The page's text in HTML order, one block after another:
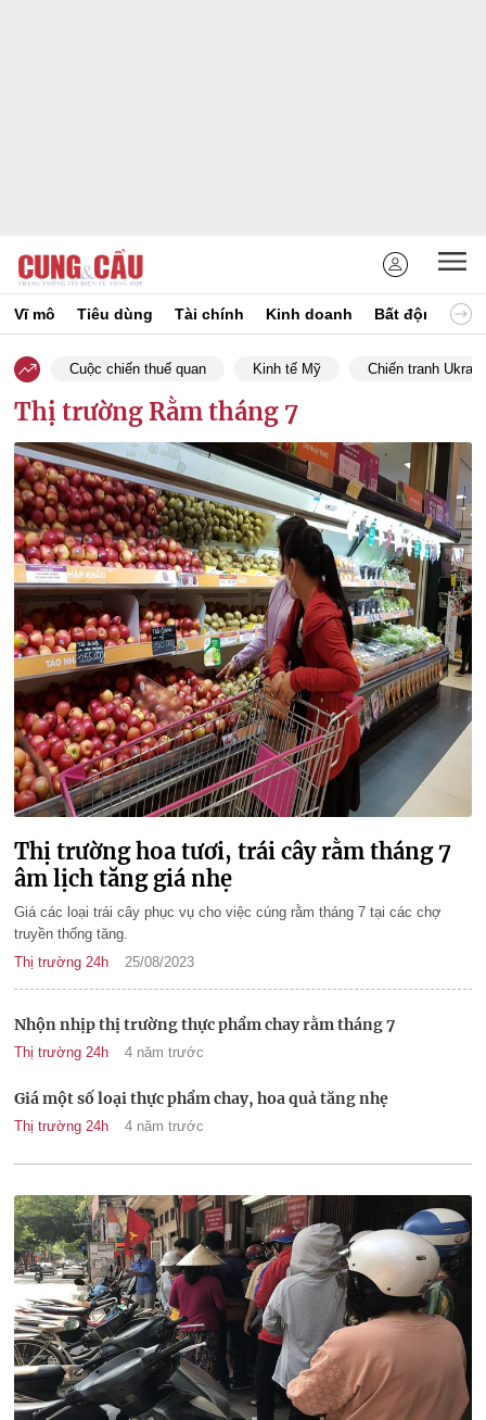
Vĩ mô Tiêu dùng Tài chính Kinh doanh Bất động sản
Cuộc chiến thuế quan Kinh tế Mỹ Chiến tranh
Thị trường Rằm tháng 7
Thị trường hoa tươi, trái cây rằm tháng 7
âm lịch tăng giá nhẹ
Giá các loại trái cây phục vụ cho việc cúng rằm tháng 7 tại các chợ
truyền thống tăng.
Thị trường 24h
25/08/2023
Nhộn nhịp thị trường thực phẩm chay rằm tháng 7
Thị trường 24h 4 năm trước
Giá một số loại thực phẩm chay, hoa quả tăng nhẹ
Thị trường 24h 4 năm trước